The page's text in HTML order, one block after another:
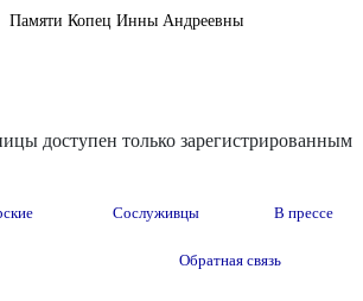
Памяти Копец Инны Андреевны
доступен только зарегистрированным
Сослуживцы В прессе
Обратная связь